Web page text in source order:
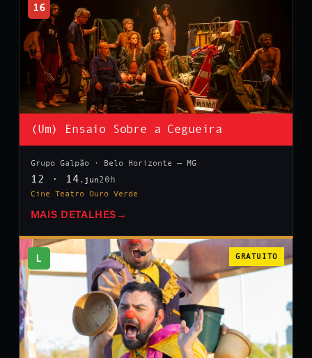
16
(Um) Ensaio Sobre a Cegueira
Grupo Galpão · Belo Horizonte — MG
12 · 14 .jun20h
Cine Teatro Ouro Verde
MAIS DETALHES →
L GRATUITO